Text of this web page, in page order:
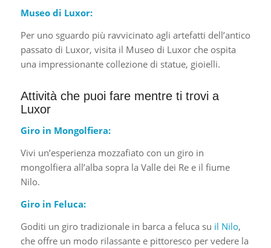
Museo di Luxor:
Per uno sguardo più ravvicinato agli artefatti dell’antico
passato di Luxor, visita il Museo di Luxor che ospita
una impressionante collezione di statue, gioielli.
Attività che puoi fare mentre ti trovi a
Luxor
Giro in Mongolfiera:
Vivi un’esperienza mozzafiato con un giro in
mongolfiera all’alba sopra la Valle dei Re e il fiume
Nilo.
Giro in Feluca:
Goditi un giro tradizionale in barca a feluca su il Nilo,
che offre un modo rilassante e pittoresco per vedere la